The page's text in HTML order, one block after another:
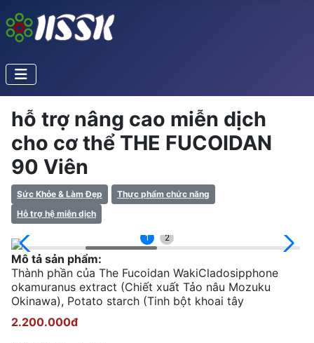
hỗ trợ nâng cao miễn dịch
cho cơ thể THE FUCOIDAN
90 Viên
Sức Khỏe & Làm Đẹp
Thực phẩm chức năng
Hỗ trợ hệ miễn dịch
1 2
Mô tả sản phẩm:
Thành phần của The Fucoidan WakiCladosipphone
okamuranus extract (Chiết xuất Tảo nâu Mozuku
Okinawa), Potato starch (Tinh bột khoai tây
2.200.000đ